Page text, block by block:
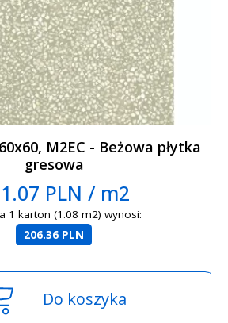
M2EC - Beżowa płytka
gresowa
PLN / m2
1 karton (1.08 m2) wynosi:
206.36 PLN
Do koszyka